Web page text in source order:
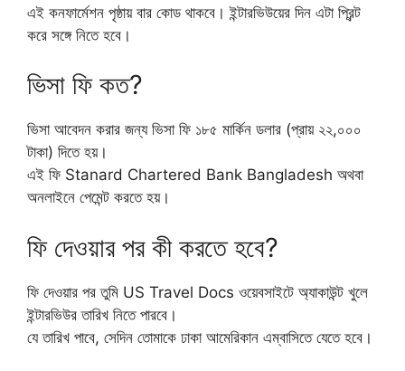
এই কনফার্মেশন পৃষ্ঠায় বার কোড থাকবে। ইন্টারভিউয়ের দিন এটা প্রিন্ট
করে সঙ্গে নিতে হবে।
ভিসা ফি কত?
ভিসা আবেদন করার জন্য ভিসা ফি ১৮৫ মার্কিন ডলার (প্রায় ২২,০০০
টাকা) দিতে হয়।
এই ফি Stanard Chartered Bank Bangladesh অথবা
অনলাইনে পেমেন্ট করতে হয়।
ফি দেওয়ার পর কী করতে হবে?
ফি দেওয়ার পর তুমি US Travel Docs ওয়েবসাইটে অ্যাকাউন্ট খুলে
ইন্টারভিউর তারিখ নিতে পারবে।
যে তারিখ পাবে, সেদিন তোমাকে ঢাকা আমেরিকান এম্বাসিতে যেতে হবে।